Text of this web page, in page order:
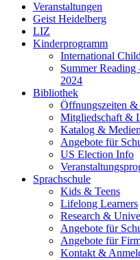
Veranstaltungen
Geist Heidelberg
LIZ
Kinderprogramm
International
Summer
2024
Bibliothek
Öffnungszeiten
Mitgliedschaft &
Katalog & Medien
Angebote für
US Election Info
Sprachschule
Kids & Teens
Lifelong Learners
Research &
Angebote für
Angebote für
Kontakt &